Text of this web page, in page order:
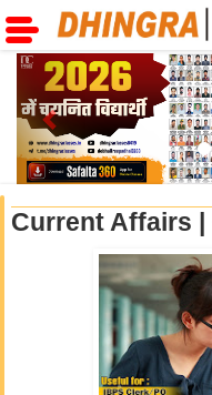
Previous
Current Affairs |